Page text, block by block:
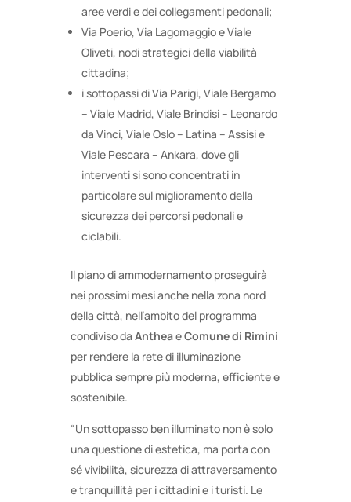
aree verdi e dei collegamenti pedonali;
Via Poerio, Via Lagomaggio e Viale
Oliveti, nodi strategici della viabilità
cittadina;
i sottopassi di Via Parigi, Viale Bergamo
– Viale Madrid, Viale Brindisi – Leonardo
da Vinci, Viale Oslo – Latina – Assisi e
Viale Pescara – Ankara, dove gli
interventi si sono concentrati in
particolare sul miglioramento della
sicurezza dei percorsi pedonali e
ciclabili.
Il piano di ammodernamento proseguirà
nei prossimi mesi anche nella zona nord
della città, nell’ambito del programma
condiviso da AntheaeComune di Rimini
per rendere la rete di illuminazione
pubblica sempre più moderna, efficiente e
sostenibile.
“Un sottopasso ben illuminato non è solo
una questione di estetica, ma porta con
sé vivibilità, sicurezza di attraversamento
e tranquillità per i cittadini e i turisti. Le